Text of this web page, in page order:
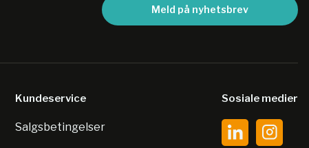
Meld på nyhetsbrev
Kundeservice
Salgsbetingelser
Sosiale medier